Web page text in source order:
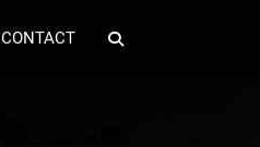
CONTACT